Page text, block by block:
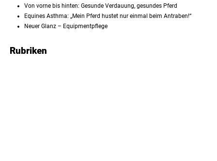
Von vorne bis hinten: Gesunde Verdauung, gesundes Pferd
Equines Asthma: „Mein Pferd hustet nur einmal beim Antraben!“
Neuer Glanz – Equipmentpflege
Rubriken